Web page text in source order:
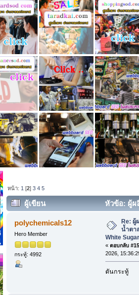
หน้า: 1 [2]3 4 5
ผู้เขียน
หัวข้อ: ผู้ผ
White Sugar, Cane Sugar ราคาส่ง (อ่
polychemicals12
Hero Member
กระทู้: 4992
Re: ผู้
น้ำตา
White
« ตอบกลับ
2026,
ดันกระทู้